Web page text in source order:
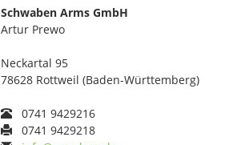
Schwaben Arms GmbH
Artur Prewo
Neckartal 95
78628 Rottweil (Baden-Württemberg)
0741 9429216
0741 9429218